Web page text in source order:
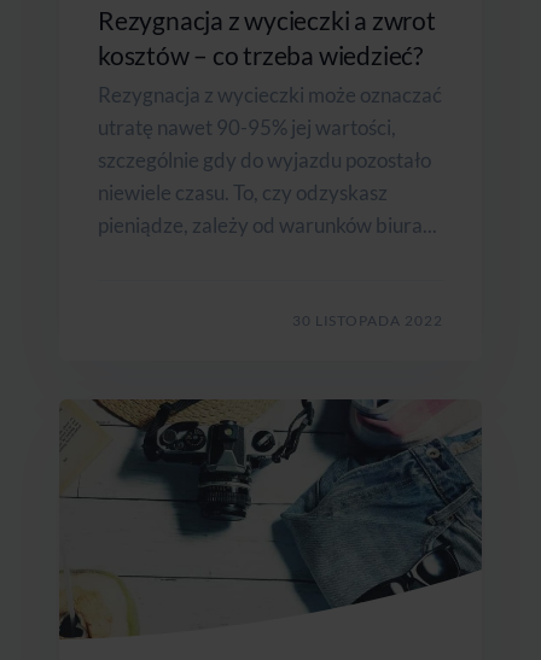
Rezygnacja z wycieczki a zwrot
kosztów – co trzeba wiedzieć?
Rezygnacja z wycieczki może oznaczać
utratę nawet 90-95% jej wartości,
szczególnie gdy do wyjazdu pozostało
niewiele czasu. To, czy odzyskasz
pieniądze, zależy od warunków biura...
30 LISTOPADA 2022